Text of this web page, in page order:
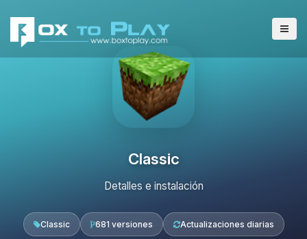
Classic
Detalles e instalación
Classic 681 versiones Actualizaciones diarias